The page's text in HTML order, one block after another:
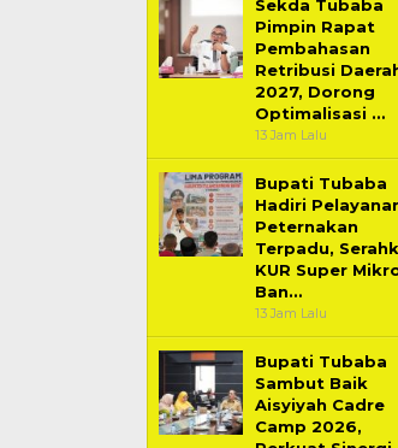
2027, Dorong
Optimalisasi …
13 Jam Lalu
Bupati Tubaba
Hadiri Pelayanan
KUR Super Mikro,
Ban…
13 Jam Lalu
Bupati Tubaba
Sambut Baik
Perkuat Sinergi
Pembangunan …
1 Hari Lalu